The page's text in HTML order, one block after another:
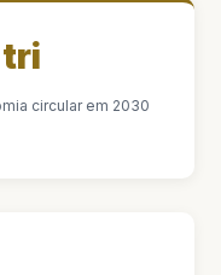
tri
circular em 2030